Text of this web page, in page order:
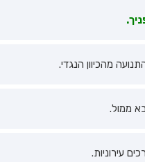
מהכיוון הנגדי.
ממול.
עירוניות.